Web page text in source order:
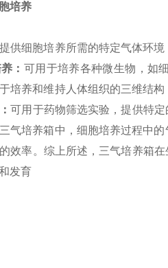
培养
供细胞培养所需的特定气体环
： 可用于培养各种微生物，如
培养和维持人体组织的三维结
可用于药物筛选实验，提供特
气培养箱中，细胞培养过程中
效率。 综上所述，三气培养箱
发育